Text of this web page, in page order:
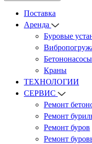
Поставка
Аренда
Буровые
Бетононасосы
Краны
ТЕХНОЛОГИИ
СЕРВИС
Ремонт
Ремонт
Ремонт буров
Ремонт